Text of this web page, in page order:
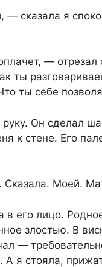
— сказала я
—
ты
ты себе
Он сделал
к стене. Его
Моей.
в его лицо.
злостью. В
—
А я стояла,